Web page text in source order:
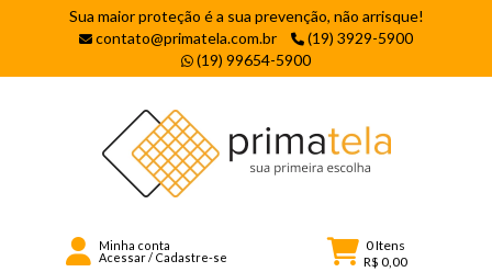
Sua maior proteção é a sua prevenção, não arrisque!
contato@primatela.com.br
(19) 3929-5900
(19) 99654-5900
Minha conta
Acessar/ Cadastre-se
0Itens
R$ 0,00